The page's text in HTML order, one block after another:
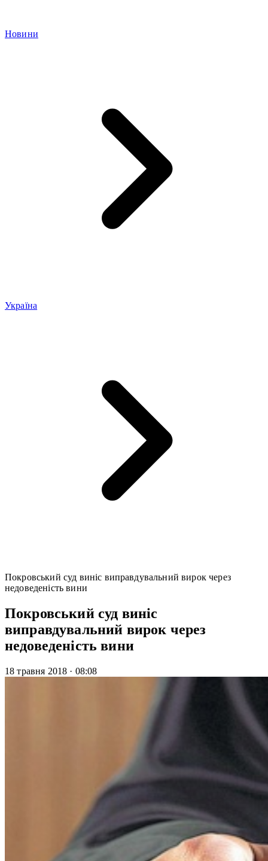
Новини
Україна
Покровський суд виніс виправдувальний вирок через
недоведеність вини
Покровський суд виніс
виправдувальний вирок через
недоведеність вини
18 травня 2018 · 08:08